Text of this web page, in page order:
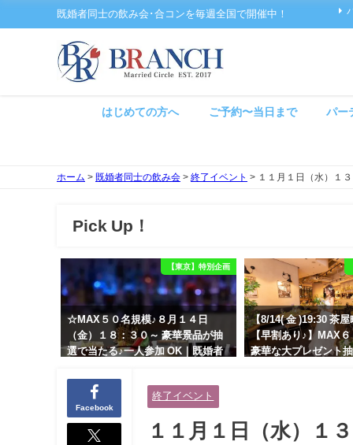
既婚者同士の飲み会･合コンを毎週全国で開催中！
はじめての方へ ご予約〜当日まで パー
ホーム > 既婚者同士の飲み会 > 終了イベント > １１月１日（水）１
Pick Up！
【東京】特別企画
☆MAX５０名規模♪８月１４日
（金）１８：３０～ 豪華景品が抽
選で当たる♪一人参加 OK｜既婚者
余裕のある健康的なオシャレ男性
と美容好きで優しさのある大人女
性の既婚者限定ビッグパーティー♪
＠池袋】
【8/14( 金 )19:30 茶
【早割あり♪】MAX
豪華な大プレゼント
Facebook
終了イベント
１１月１日（水）１